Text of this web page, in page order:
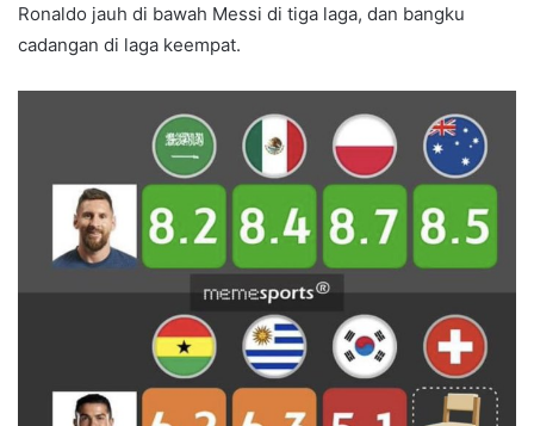
Ronaldo jauh di bawah Messi di tiga laga, dan bangku
cadangan di laga keempat.